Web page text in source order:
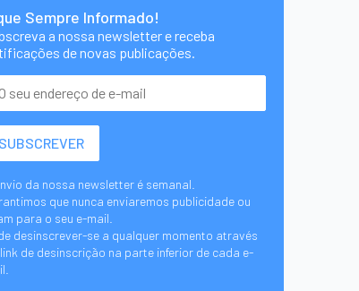
Sempre Informado!
a nossa newsletter e receba
de novas publicações.
da nossa newsletter é semanal.
que nunca enviaremos publicidade ou
para o seu e-mail.
desinscrever-se a qualquer momento através
de desinscrição na parte inferior de cada e-